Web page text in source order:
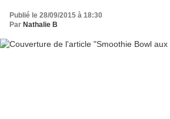
Publié le 28/09/2015 à 18:30
Par Nathalie B